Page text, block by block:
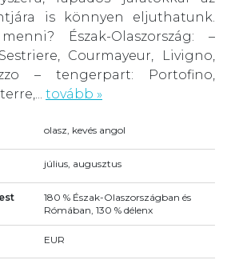
is könnyen eljuthatunk.
Észak-Olaszország: –
Courmayeur, Livigno,
– tengerpart: Portofino,
tovább »
olasz, kevés angol
július, augusztus
180 % Észak-Olaszországban és
Rómában, 130 % délenx
EUR